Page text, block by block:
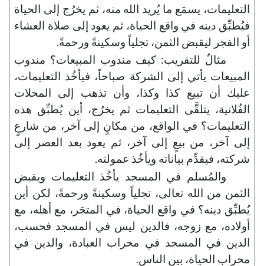
التعليمات، يسمَع ما يُريد الله منه، ثم يخرُج إلى الحياة
فيُطبِّق دينه في واقع الحياة، ثم يعود إلى صلاة العشاء
أو الفجر ليقبض الثمن، تجلياً وسكينةً ورحمةً.
مثالٌ للتقريب: كيف مندوب المبيعات؟ مندوب
المبيعات يأتي إلى الشركة صباحاً، فيأخُذ التعليمات،
عليك أن تبيع كذا وكذا، وأن تذهب إلى المحلات
الفُلانية، يتلقَّى التعليمات ثم يخرُج، أين يُطبِّق هذه
التعليمات؟ في الواقع، من مكانٍ إلى آخر، من شارعٍ
إلى آخر، من بيعٍ إلى آخر، ثم يعود بعد العصر إلى
شركته، فيقدِّم بياناته ويأخُذ عمولته.
والمُسلم في المسجد يأخُذ التعليمات ويقبض
الثمن من الله تعالى، تجلياً وسكينةً ورحمةً، لكن أين
يُطبِّق دينه؟ في واقع الحياة، في المتجَر، مع أهله، مع
أولاده، مع زوجه، فالدين ليس في المسجد فحسب،
الدين في المسجد في محراب العبادة، والدين في
محراب الحياة، بين الناس.